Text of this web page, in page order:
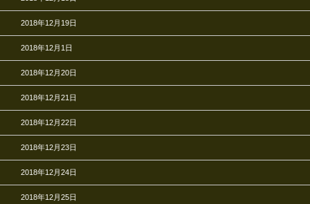
2018年12月19日
2018年12月1日
2018年12月20日
2018年12月21日
2018年12月22日
2018年12月23日
2018年12月24日
2018年12月25日